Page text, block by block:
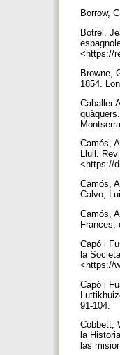
Borrow,
Botrel,
<https://
Browne,
1854.
Caballer
Camós,
Llull.
<https://
Camós,
Calvo,
Camós,
Frances,
Capó i
la
<https://
Capó i
91-104.
Cobbett,
la
las